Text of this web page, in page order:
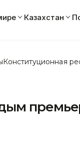
Казахстан
Конституционная